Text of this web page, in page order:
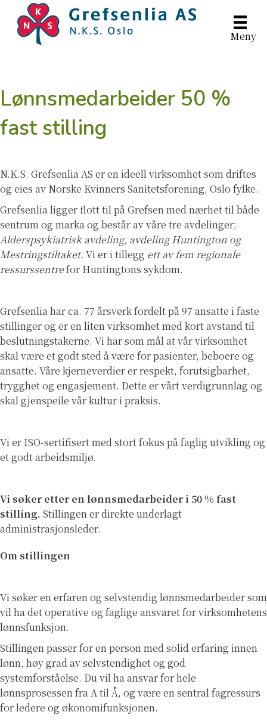
Meny
Lønnsmedarbeider 50 %
fast stilling
N.K.S. Grefsenlia AS er en ideell virksomhet som driftes
og eies av Norske Kvinners Sanitetsforening, Oslo fylke.
Grefsenlia ligger flott til på Grefsen med nærhet til både
sentrum og marka og består av våre tre avdelinger;
Alderspsykiatrisk avdeling, avdeling Huntington og
Mestringstiltaket. Vi er i tillegg ett av fem regionale
ressurssentrefor Huntingtons sykdom.
Grefsenlia har ca. 77 årsverk fordelt på 97 ansatte i faste
stillinger og er en liten virksomhet med kort avstand til
beslutningstakerne. Vi har som mål at vår virksomhet
skal være et godt sted å være for pasienter, beboere og
ansatte. Våre kjerneverdier er respekt, forutsigbarhet,
trygghet og engasjement. Dette er vårt verdigrunnlag og
skal gjenspeile vår kultur i praksis.
Vi er ISO-sertifisert med stort fokus på faglig utvikling og
et godt arbeidsmiljø.
Vi søker etter en lønnsmedarbeider i 50 % fast
stilling. Stillingen er direkte underlagt
administrasjonsleder.
Om stillingen
Vi søker en erfaren og selvstendig lønnsmedarbeider som
vil ha det operative og faglige ansvaret for virksomhetens
lønnsfunksjon.
Stillingen passer for en person med solid erfaring innen
lønn, høy grad av selvstendighet og god
systemforståelse. Du vil ha ansvar for hele
lønnsprosessen fra A til Å, og være en sentral fagressurs
for ledere og økonomifunksjonen.